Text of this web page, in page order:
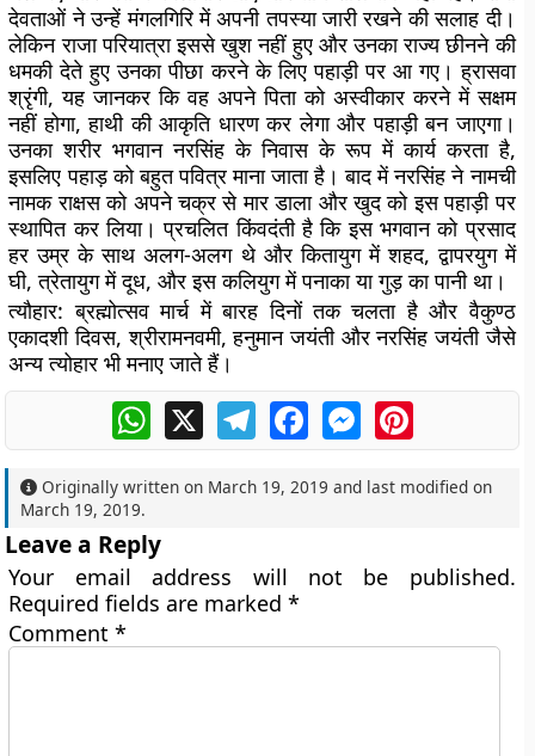
देवताओं ने उन्हें मंगलगिरि में अपनी तपस्या जारी रखने की सलाह दी।
लेकिन राजा परियात्रा इससे खुश नहीं हुए और उनका राज्य छीनने की
धमकी देते हुए उनका पीछा करने के लिए पहाड़ी पर आ गए। ह्रासवा
श्रृंगी, यह जानकर कि वह अपने पिता को अस्वीकार करने में सक्षम
नहीं होगा, हाथी की आकृति धारण कर लेगा और पहाड़ी बन जाएगा।
उनका शरीर भगवान नरसिंह के निवास के रूप में कार्य करता है,
इसलिए पहाड़ को बहुत पवित्र माना जाता है। बाद में नरसिंह ने नामची
नामक राक्षस को अपने चक्र से मार डाला और खुद को इस पहाड़ी पर
स्थापित कर लिया। प्रचलित किंवदंती है कि इस भगवान को प्रसाद
हर उम्र के साथ अलग-अलग थे और कितायुग में शहद, द्वापरयुग में
घी, त्रेतायुग में दूध, और इस कलियुग में पनाका या गुड़ का पानी था।
त्यौहार: ब्रह्मोत्सव मार्च में बारह दिनों तक चलता है और वैकुण्ठ
एकादशी दिवस, श्रीरामनवमी, हनुमान जयंती और नरसिंह जयंती जैसे
अन्य त्योहार भी मनाए जाते हैं।
WhatsApp
X TelegramFacebookMessengerPinterest
Originally written on March 19, 2019 and last modified on
March 19, 2019.
Leave a Reply
Your email address will not be published.
Required fields are marked*
Comment*